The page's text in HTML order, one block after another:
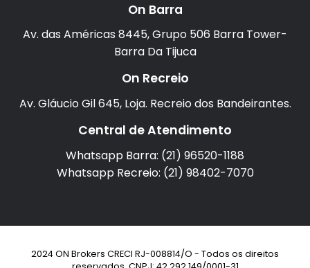
On Barra
Av. das Américas 8445, Grupo 506 Barra Tower-
Barra Da Tijuca
On Recreio
Av. Gláucio Gil 645, Loja. Recreio dos Bandeirantes.
Central de Atendimento
Whatsapp Barra: (21) 96520-1188
Whatsapp Recreio: (21) 98402-7070
2024 ON Brokers CRECI RJ-008814/O - Todos os direitos